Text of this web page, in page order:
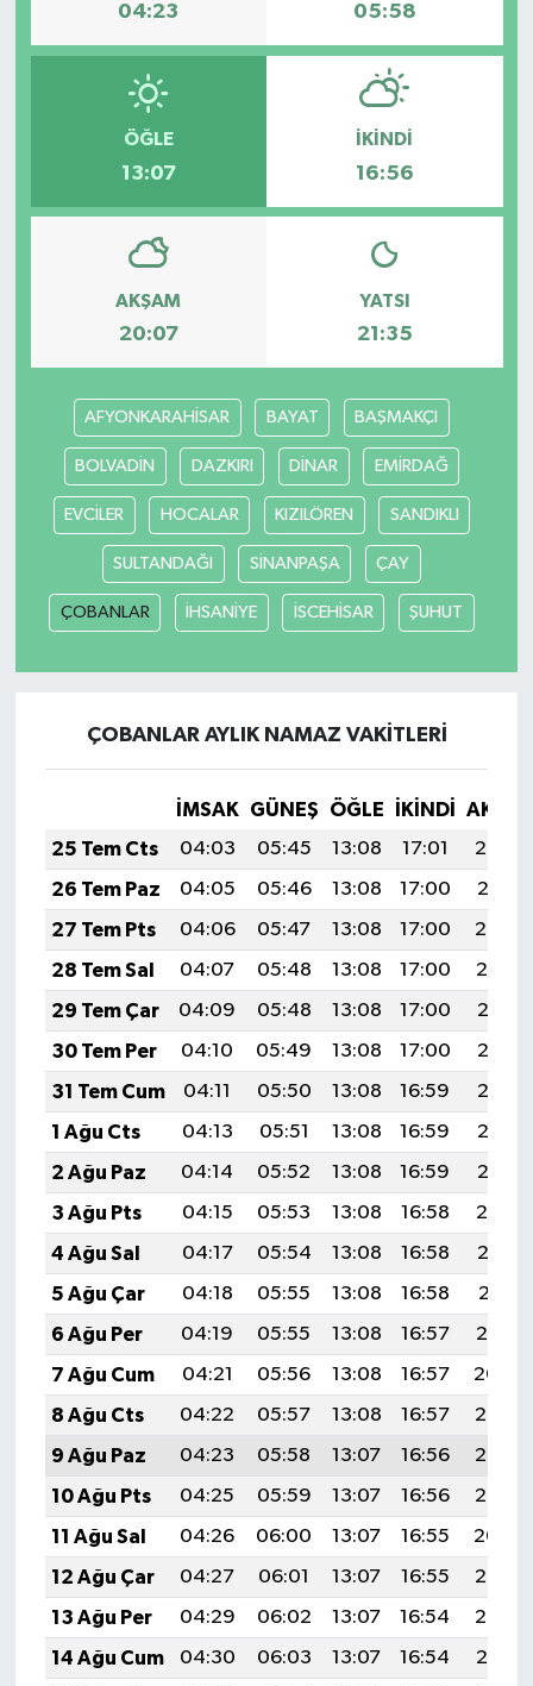
04:23 05:58
ÖĞLE
13:07
İKINDI
16:56
AKŞAM
20:07
YATSI
21:35
AFYONKARAHİSAR BAYAT BAŞMAKÇI
BOLVADİN DAZKIRI DİNAR EMİRDAĞ
EVCİLER HOCALAR KIZILÖREN SANDIKLI
SULTANDAĞI SİNANPAŞA ÇAY
ÇOBANLAR İHSANİYE İSCEHİSAR ŞUHUT
ÇOBANLAR AYLIK NAMAZ VAKITLERI
İMSAK GÜNEŞ ÖĞLE İKINDI
25 Tem Cts
04:03 05:45 13:08 17:01
20:22
26 Tem Paz
04:05 05:46 13:08 17:00
20:21
27 Tem Pts
04:06 05:47 13:08 17:00
20:20
28 Tem Sal
04:07 05:48 13:08 17:00
20:19
29 Tem Çar
04:09 05:48 13:08 17:00
20:18
30 Tem Per
04:10 05:49 13:08 17:00
20:17
31 Tem Cum
04:11 05:50 13:08 16:59
20:17
1 Ağu Cts
04:13 05:51 13:08 16:59
20:16
2 Ağu Paz
04:14 05:52 13:08 16:59
20:15
3 Ağu Pts
04:15 05:53 13:08 16:58
20:14
4 Ağu Sal
04:17 05:54 13:08 16:58
20:12
5 Ağu Çar
04:18 05:55 13:08 16:58
20:11
6 Ağu Per
04:19 05:55 13:08 16:57
20:10
7 Ağu Cum
04:21 05:56 13:08 16:57
20:09
8 Ağu Cts
04:22 05:57 13:08 16:57
20:08
9 Ağu Paz
04:23 05:58 13:07 16:56
20:07
10 Ağu Pts
04:25 05:59 13:07 16:56
20:06
11 Ağu Sal
04:26 06:00 13:07 16:55
20:04
12 Ağu Çar
04:27 06:01 13:07 16:55
20:03
13 Ağu Per
04:29 06:02 13:07 16:54
20:02
14 Ağu Cum
04:30 06:03 13:07 16:54
20:01